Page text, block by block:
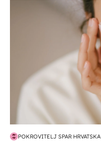
moda & ljepota
POKROVITELJ SPAR HRVATSKA